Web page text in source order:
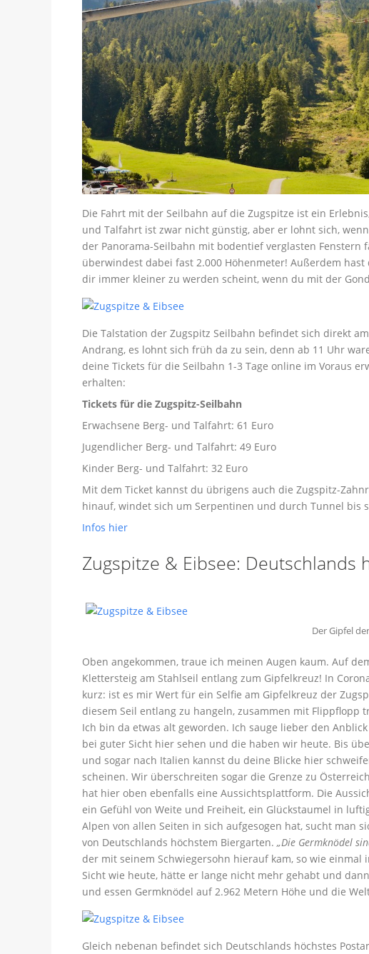
Die Fahrt mit der Seilbahn auf die Zugspitze ist ein
und Talfahrt ist zwar nicht günstig, aber er lohnt sich,
der Panorama-Seilbahn mit bodentief verglasten
überwindest dabei fast 2.000 Höhenmeter! Außerdem
dir immer kleiner zu werden scheint, wenn du mit der
Die Talstation der Zugspitz Seilbahn befindet sich direkt
Andrang, es lohnt sich früh da zu sein, denn ab 11 Uhr
deine Tickets für die Seilbahn 1-3 Tage online im Voraus
erhalten:
Tickets für die Zugspitz-Seilbahn
Erwachsene Berg- und Talfahrt: 61 Euro
Jugendlicher Berg- und Talfahrt: 49 Euro
Kinder Berg- und Talfahrt: 32 Euro
Mit dem Ticket kannst du übrigens auch die Zugspitz-
hinauf, windet sich um Serpentinen und durch Tunnel bis
Infos hier
Zugspitze & Eibsee: Deutschlands
Der Gipfel
Oben angekommen, traue ich meinen Augen kaum. Auf
Klettersteig am Stahlseil entlang zum Gipfelkreuz! In
kurz: ist es mir Wert für ein Selfie am Gipfelkreuz der
diesem Seil entlang zu hangeln, zusammen mit Flippflopp
Ich bin da etwas alt geworden. Ich sauge lieber den
bei guter Sicht hier sehen und die haben wir heute. Bis
und sogar nach Italien kannst du deine Blicke hier
scheinen. Wir überschreiten sogar die Grenze zu
hat hier oben ebenfalls eine Aussichtsplattform. Die
ein Gefühl von Weite und Freiheit, ein Glückstaumel in
Alpen von allen Seiten in sich aufgesogen hat, sucht man
von Deutschlands höchstem Biergarten.„Die Germknödel
der mit seinem Schwiegersohn hierauf kam, so wie einmal
Sicht wie heute, hätte er lange nicht mehr gehabt und
und essen Germknödel auf 2.962 Metern Höhe und die
Gleich nebenan befindet sich Deutschlands höchstes